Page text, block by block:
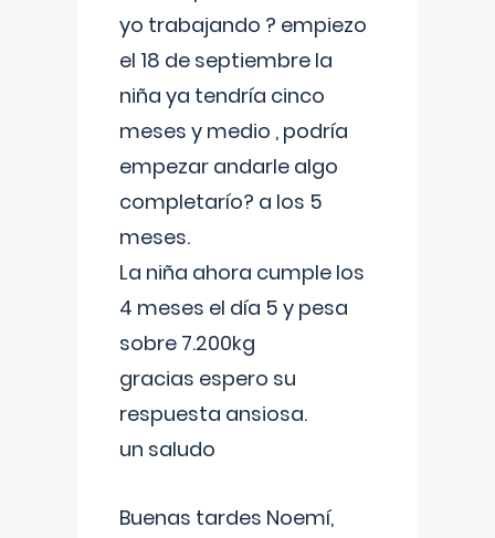
yo trabajando ? empiezo
el 18 de septiembre la
niña ya tendría cinco
meses y medio , podría
empezar andarle algo
completarío? a los 5
meses.
La niña ahora cumple los
4 meses el día 5 y pesa
sobre 7.200kg
gracias espero su
respuesta ansiosa.
un saludo
Buenas tardes Noemí,